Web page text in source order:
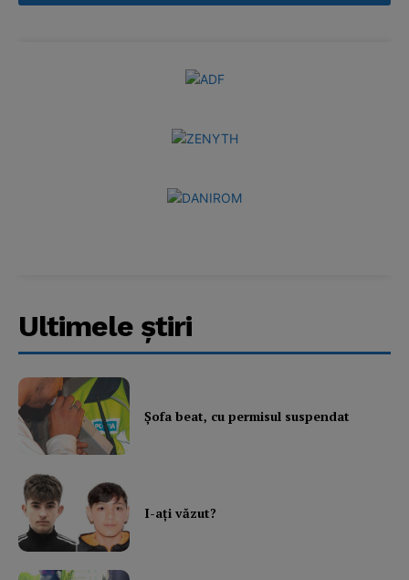
Ultimele ştiri
Şofa beat, cu permisul suspendat
I-aţi văzut?